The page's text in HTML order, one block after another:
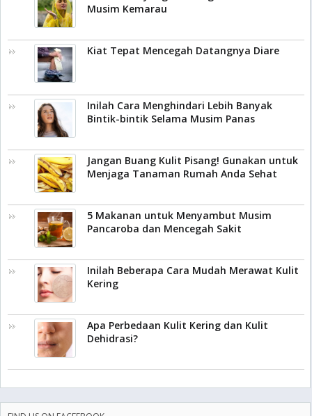
Musim Kemarau
Kiat Tepat Mencegah Datangnya Diare
Inilah Cara Menghindari Lebih Banyak
Bintik-bintik Selama Musim Panas
Jangan Buang Kulit Pisang! Gunakan untuk
Menjaga Tanaman Rumah Anda Sehat
5 Makanan untuk Menyambut Musim
Pancaroba dan Mencegah Sakit
Inilah Beberapa Cara Mudah Merawat Kulit
Kering
Apa Perbedaan Kulit Kering dan Kulit
Dehidrasi?